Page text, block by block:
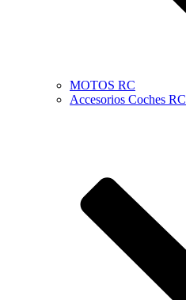
MOTOS RC
Accesorios Coches RC